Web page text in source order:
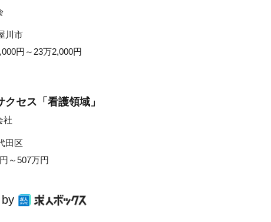
川市
円～23万2,000円
クセス「看護領域」
社
田区
～507万円